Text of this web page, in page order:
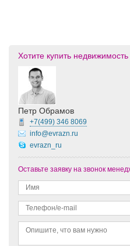
Хотите купить
Петр Обрамов
+7(499) 346 8069
info@evrazn.ru
evrazn_ru
Оставьте заявку на звонок